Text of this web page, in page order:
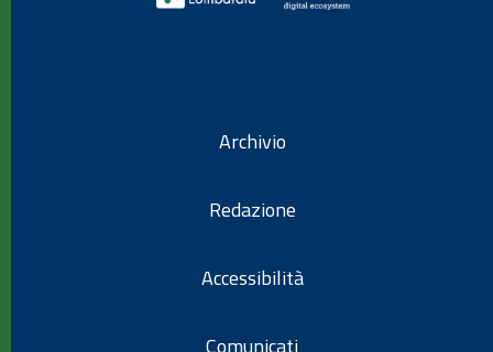
Archivio
Redazione
Accessibilità
Comunicati